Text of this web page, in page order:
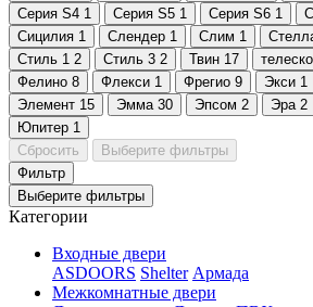
Серия S4 1 Серия S5 1 Серия S6 1
Сицилия 1 Слендер 1 Слим 1
Стиль 1 2 Стиль 3 2 Твин 17
Фелино 8 Флекси 1 Фрегио 9 Экси 1
Элемент 15 Эмма 30 Эпсом 2 Эра 2
Юпитер 1
Сбросить
Выберите фильтры
Фильтр
Выберите фильтры
Категории
Входные двери
ASDOORS Shelter Армада
Межкомнатные двери